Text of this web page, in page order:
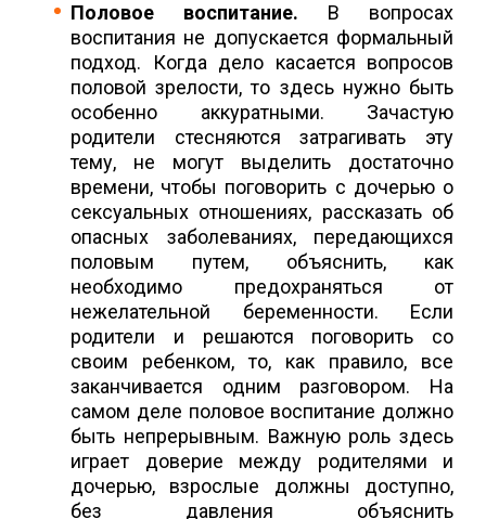
Половое воспитание. В вопросах
воспитания не допускается формальный
подход. Когда дело касается вопросов
половой зрелости, то здесь нужно быть
особенно аккуратными. Зачастую
родители стесняются затрагивать эту
тему, не могут выделить достаточно
времени, чтобы поговорить с дочерью о
сексуальных отношениях, рассказать об
опасных заболеваниях, передающихся
половым путем, объяснить, как
необходимо предохраняться от
нежелательной беременности. Если
родители и решаются поговорить со
своим ребенком, то, как правило, все
заканчивается одним разговором. На
самом деле половое воспитание должно
быть непрерывным. Важную роль здесь
играет доверие между родителями и
дочерью, взрослые должны доступно,
без давления объяснить